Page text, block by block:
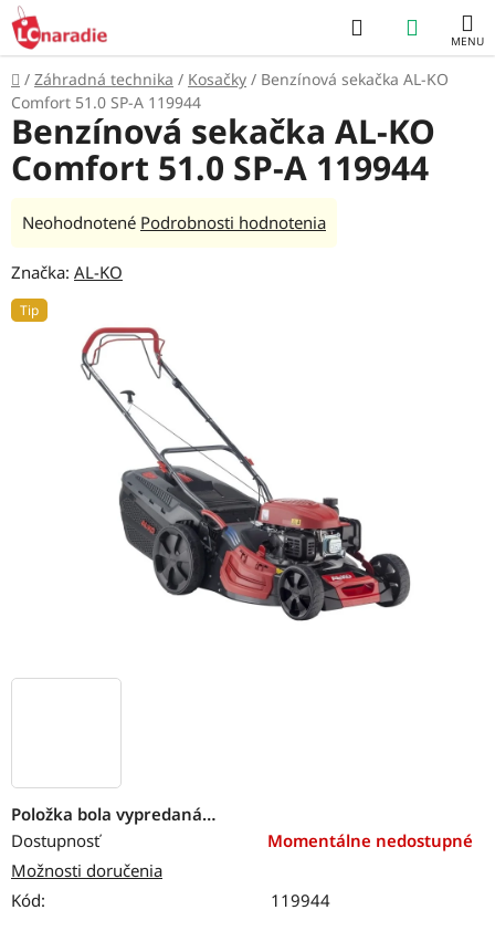
Prejsť
na
obsah
Hľadať
KOŠÍK
Domov
/ Záhradná technika / Kosačky / Benzínová sekačka AL-KO
Comfort 51.0 SP-A 119944
Položka bola vypredaná…
Dostupnosť
Momentálne nedostupné
Možnosti doručenia
Kód:
119944
Benzínová sekačka AL-KO
Comfort 51.0 SP-A 119944
Priemerné
produktu
je
Neohodnotené Podrobnosti hodnotenia
Značka: AL-KO
Tip